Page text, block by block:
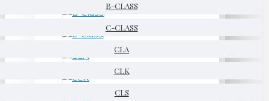
B-CLASS
C-CLASS
CLA
CLK
CLS